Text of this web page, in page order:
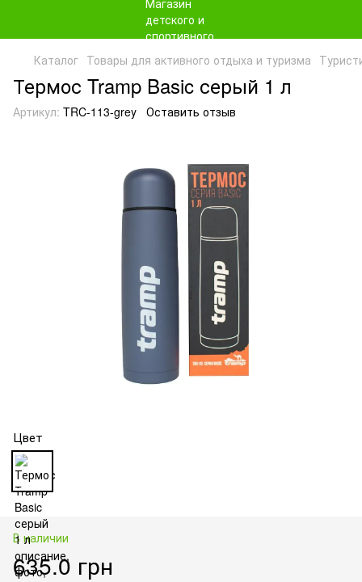
Каталог Товары для активного отдыха и туризма
Термос Tramp Basic серый 1 л
Артикул: TRC-113-grey Оставить отзыв
Цвет
В наличии
635.0 грн